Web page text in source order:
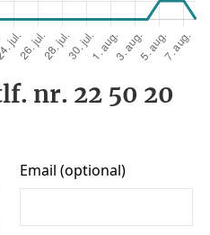
nr. 22 50 20